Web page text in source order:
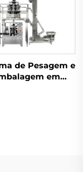
de Pesagem e
em